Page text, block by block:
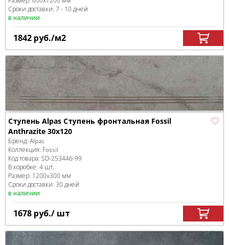
Сроки доставки: 7 - 10 дней
в наличии
1842 руб./м2
Ступень Alpas Ступень фронтальная Fossil
Anthrazite 30x120
Бренд: Alpas
Коллекция: Fossil
Код товара: SD-253446-99
В коробке: 4 шт,
Размер: 1200x300 мм
Сроки доставки: 30 дней
в наличии
1678 руб./ шт